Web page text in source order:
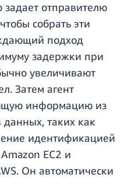
отправителю
собрать эти
подход
задержки при
увеличивают
Затем агент
информацию из
таких как
идентификацией
EC2 и
Он автоматически